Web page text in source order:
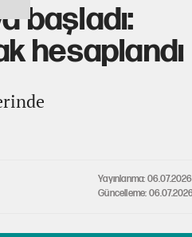
başladı:
hesaplandı
Yayınlanma:
Güncelleme: